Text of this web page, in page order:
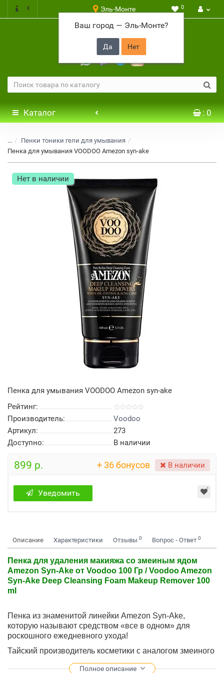
Эль-Монте
Ваш город — Эль-Монте?
0
+7 917 646 65 48
Каталог : 0
...
Пенки тоники гели для умывания
Пенка для умывания VOODOO Amezon syn-ake
Нет в наличии
Пенка для умывания VOODOO Amezon syn-ake
Рейтинг:
Производитель:
Voodoo
Артикул:
273
Доступно:
В наличии
899 р. + 36 бонусов В наличии
Уведомить
Описание Характеристики Отзывы 0 Вопрос - Ответ 0
Пенка для удаления макияжа со змеиным ядом
Amezon Syn-Ake от Voodoo 100 Гр / Voodoo Amezon
Syn-Ake Deep Cleansing Foam Makeup Remover 100
ml
Пенка из знаменитой линейки Amezon Syn-Ake,
которую называют средством «все в одном» для
роскошного ежедневного ухода!
Тайский производитель косметики с аналогом змеиного
популярной линейкой женщин всего мира! Сегодня
Полное описание